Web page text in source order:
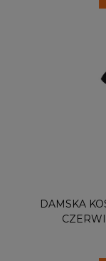
DAMSKA